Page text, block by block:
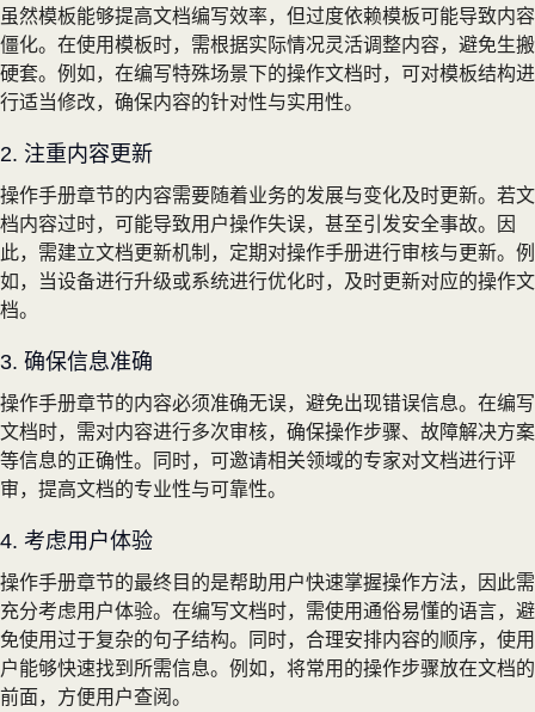
虽然模板能够提高文档编写效率，但过度依赖模板可能导致内容
僵化。在使用模板时，需根据实际情况灵活调整内容，避免生搬
硬套。例如，在编写特殊场景下的操作文档时，可对模板结构进
行适当修改，确保内容的针对性与实用性。
2. 注重内容更新
操作手册章节的内容需要随着业务的发展与变化及时更新。若文
档内容过时，可能导致用户操作失误，甚至引发安全事故。因
此，需建立文档更新机制，定期对操作手册进行审核与更新。例
如，当设备进行升级或系统进行优化时，及时更新对应的操作文
档。
3. 确保信息准确
操作手册章节的内容必须准确无误，避免出现错误信息。在编写
文档时，需对内容进行多次审核，确保操作步骤、故障解决方案
等信息的正确性。同时，可邀请相关领域的专家对文档进行评
审，提高文档的专业性与可靠性。
4. 考虑用户体验
操作手册章节的最终目的是帮助用户快速掌握操作方法，因此需
充分考虑用户体验。在编写文档时，需使用通俗易懂的语言，避
免使用过于复杂的句子结构。同时，合理安排内容的顺序，使用
户能够快速找到所需信息。例如，将常用的操作步骤放在文档的
前面，方便用户查阅。